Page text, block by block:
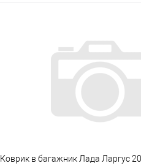
Коврик в багажник Лада Ларгус